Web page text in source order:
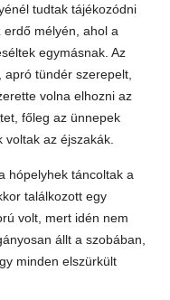
tudtak tájékozódni
mélyén, ahol a
egymásnak. Az
tündér szerepelt,
volna elhozni az
főleg az ünnepek
az éjszakák.
hópelyhek táncoltak a
találkozott egy
volt, mert idén nem
állt a szobában,
minden elszürkült